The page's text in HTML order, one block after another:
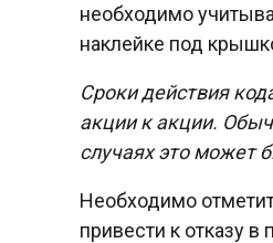
необходимо
наклейке под
Сроки действия
акции к акции.
случаях это может
Необходимо
привести к отказу